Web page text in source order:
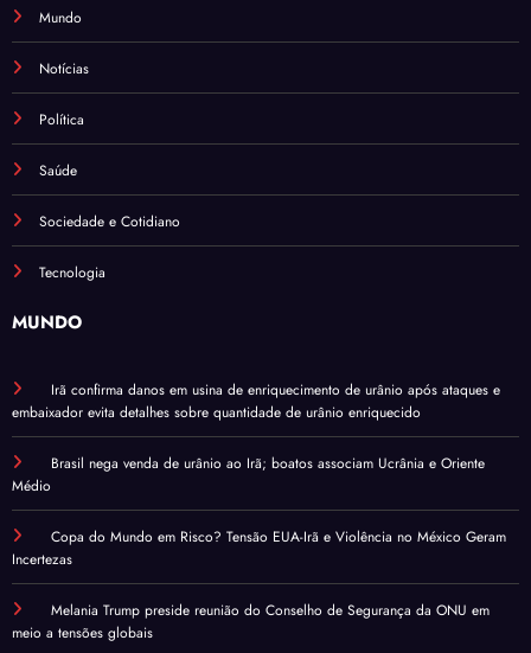
Mundo
Notícias
Política
Saúde
Sociedade e Cotidiano
Tecnologia
MUNDO
Irã confirma danos em usina de enriquecimento de urânio após ataques e
embaixador evita detalhes sobre quantidade de urânio enriquecido
Brasil nega venda de urânio ao Irã; boatos associam Ucrânia e Oriente
Médio
Copa do Mundo em Risco? Tensão EUA-Irã e Violência no México Geram
Incertezas
Melania Trump preside reunião do Conselho de Segurança da ONU em
meio a tensões globais